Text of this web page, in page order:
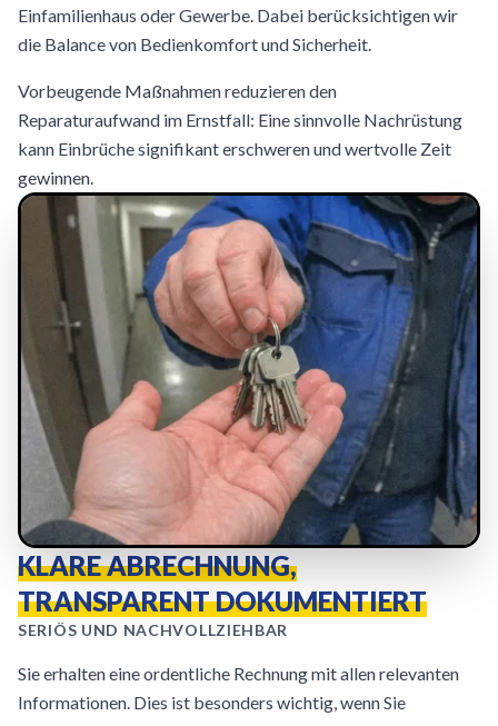
Einfamilienhaus oder Gewerbe. Dabei berücksichtigen wir
die Balance von Bedienkomfort und Sicherheit.
Vorbeugende Maßnahmen reduzieren den
Reparaturaufwand im Ernstfall: Eine sinnvolle Nachrüstung
kann Einbrüche signifikant erschweren und wertvolle Zeit
gewinnen.
KLARE ABRECHNUNG,
TRANSPARENT DOKUMENTIERT
SERIÖS UND NACHVOLLZIEHBAR
Sie erhalten eine ordentliche Rechnung mit allen relevanten
Informationen. Dies ist besonders wichtig, wenn Sie